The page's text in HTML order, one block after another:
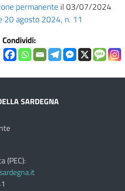
permanente il 03/07/2024
20 agosto 2024, n. 11
Condividi:
SARDEGNA
(PEC):